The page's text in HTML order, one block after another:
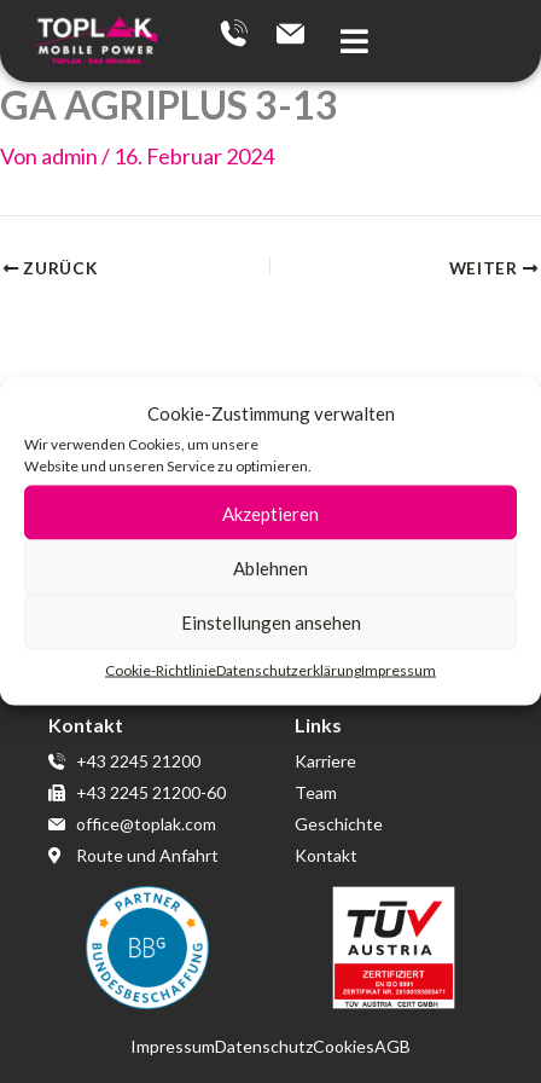
Cookie-Zustimmung verwalten
Wir verwenden Cookies, um unsere
Website und unseren Service zu optimieren.
Akzeptieren
Ablehnen
Einstellungen ansehen
Cookie-RichtlinieDatenschutzerklärungImpressum
Zum
Inhalt
springen
GA AGRIPLUS 3-13
Von admin/ 16. Februar 2024
ZURÜCK WEITER
Wirtschaftspark Wolkersdorf
Berta von Suttner Straße 14
Kontakt
+43 2245 21200
+43 2245 21200-60
office@toplak.com
Route und Anfahrt
Links
Karriere
Team
Geschichte
Kontakt
ImpressumDatenschutzCookiesAGB